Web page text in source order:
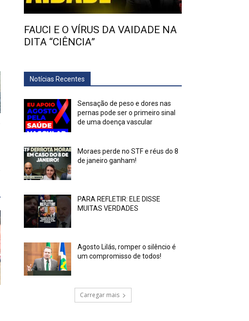
FAUCI E O VÍRUS DA VAIDADE NA
DITA “CIÊNCIA”
Notícias Recentes
Sensação de peso e dores nas
pernas pode ser o primeiro sinal
de uma doença vascular
Moraes perde no STF e réus do 8
de janeiro ganham!
PARA REFLETIR: ELE DISSE
MUITAS VERDADES
Agosto Lilás, romper o silêncio é
um compromisso de todos!
Carregar mais